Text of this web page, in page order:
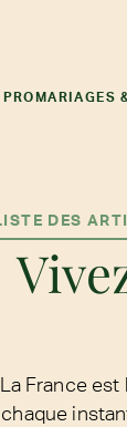
MARIAGES
DES
La France
chaque